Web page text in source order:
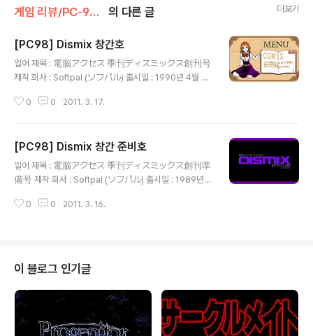
게임 리뷰/PC-98x1 의 다른 글 더보기
[PC98] Dismix 창간호
일어 제목 : 電脳アクセス 季刊ディスミックス創刊号
제작 회사 : Softpal (ソフパル) 출시일 : 1990년 4월 장
스믹스의 창간호로 26명의 그림쟁이가 그린 CG를 감상할
수수께끼, CG 칠하기, 제작진의 메시지 등이 수록되어 있
습니다.
0 0 2011. 3. 17.
[PC98] Dismix 창간 준비호
일어 제목 : 電脳アクセス 季刊ディスミックス創刊準
備号 제작 회사 : Softpal (ソフパル) 출시일 : 1989년 1
매거진 디스믹스의 창간 준비호로 7명의 그림쟁이가 그린
0 0 2011. 3. 16.
이 블로그 인기글